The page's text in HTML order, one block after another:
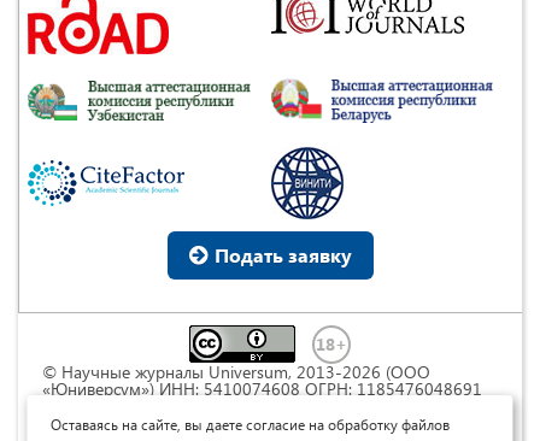
Подать заявку
© Научные журналы Universum, 2013-2026 (ООО
«Юниверсум») ИНН: 5410074608 ОГРН: 1185476048691
Commons « Attribution» («Атрибуция») 4.0
Оставаясь на сайте, вы даете согласие на обработку файлов